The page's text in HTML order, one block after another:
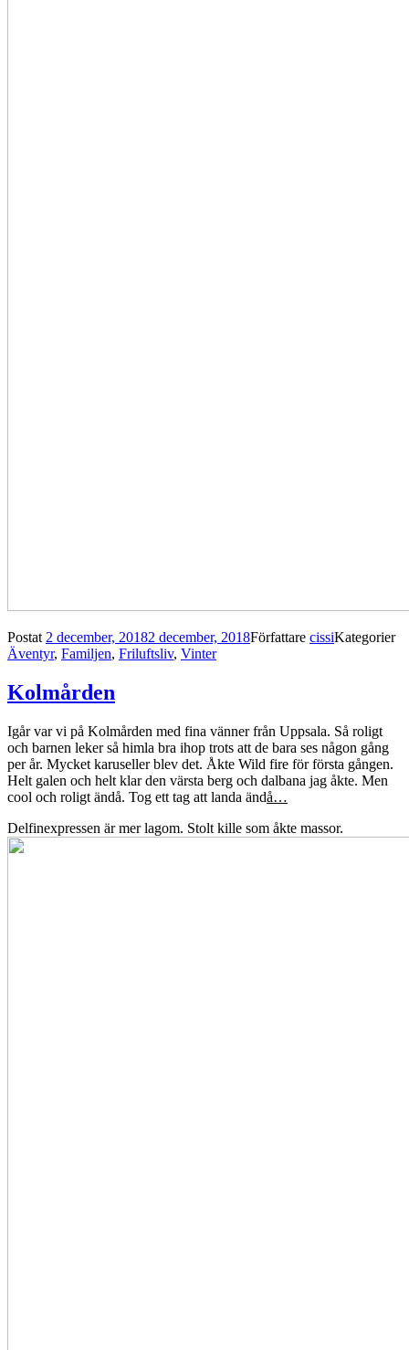
Postat 2 december, 20182 december, 2018Författare cissiKategorier
Äventyr, Familjen, Friluftsliv, Vinter
Kolmården
Igår var vi på Kolmården med fina vänner från Uppsala. Så roligt
och barnen leker så himla bra ihop trots att de bara ses någon gång
per år. Mycket karuseller blev det. Åkte Wild fire för första gången.
Helt galen och helt klar den värsta berg och dalbana jag åkte. Men
cool och roligt ändå. Tog ett tag att landa ändå…
Delfinexpressen är mer lagom. Stolt kille som åkte massor.